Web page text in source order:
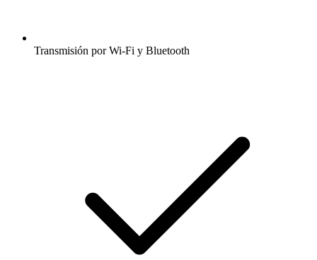
Transmisión por Wi-Fi y Bluetooth